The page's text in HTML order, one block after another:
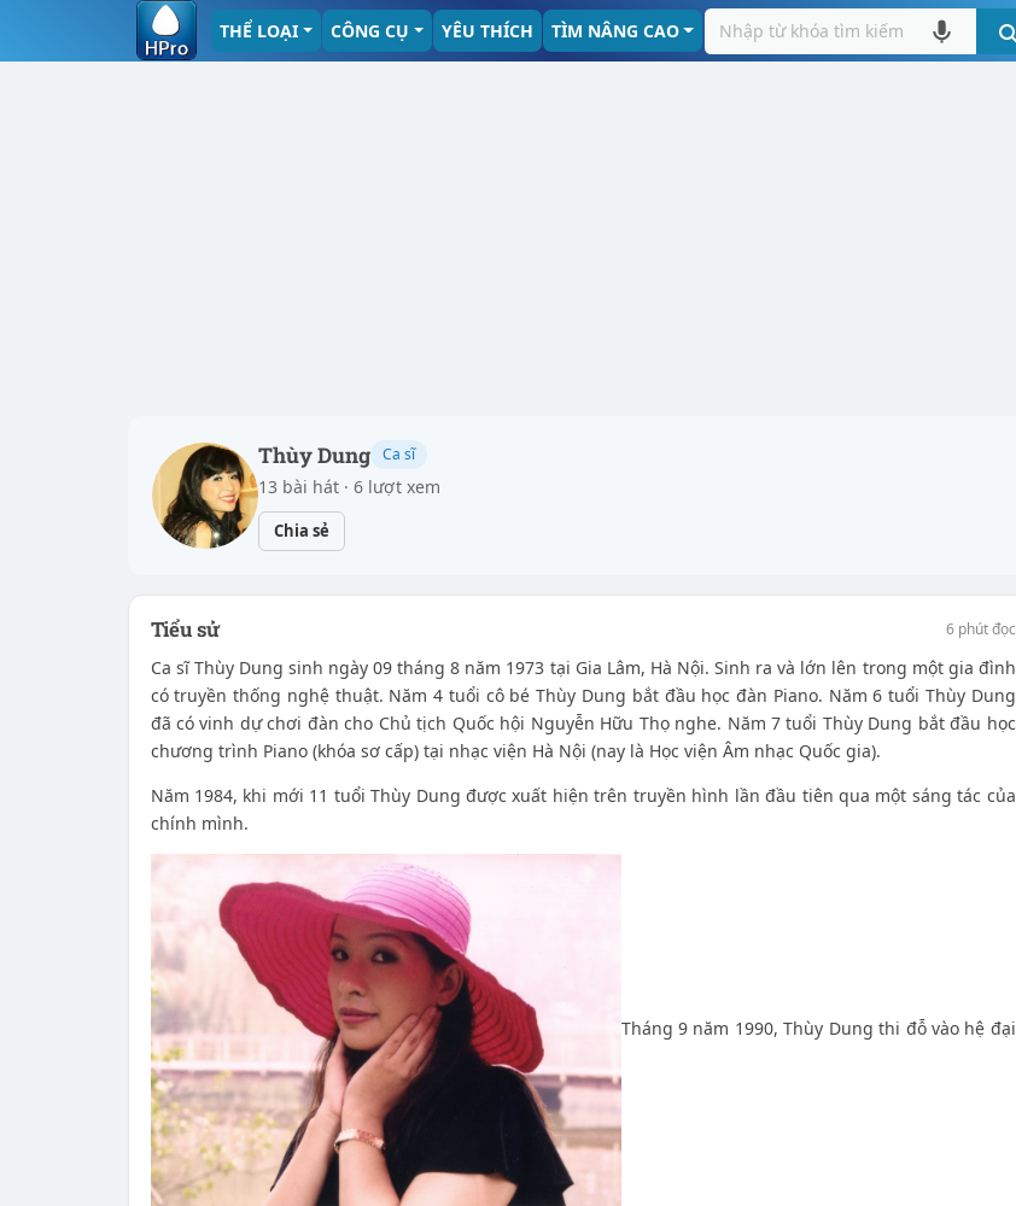
THỂ LOẠI CÔNG CỤ YÊU THÍCH TÌM NÂNG CAO
Thùy Dung Ca sĩ
13 bài hát · 6 lượt xem
Chia sẻ
Tiểu sử 6 phút đọc
Ca sĩ Thùy Dung sinh ngày 09 tháng 8 năm 1973 tại Gia Lâm, Hà Nội. Sinh ra và lớn lên trong một gia đình
có truyền thống nghệ thuật. Năm 4 tuổi cô bé Thùy Dung bắt đầu học đàn Piano. Năm 6 tuổi Thùy Dung
đã có vinh dự chơi đàn cho Chủ tịch Quốc hội Nguyễn Hữu Thọ nghe. Năm 7 tuổi Thùy Dung bắt đầu học
chương trình Piano (khóa sơ cấp) tại nhạc viện Hà Nội (nay là Học viện Âm nhạc Quốc gia).
Năm 1984, khi mới 11 tuổi Thùy Dung được xuất hiện trên truyền hình lần đầu tiên qua một sáng tác của
chính mình.
Tháng 9 năm 1990, Thùy Dung thi đỗ vào hệ đại